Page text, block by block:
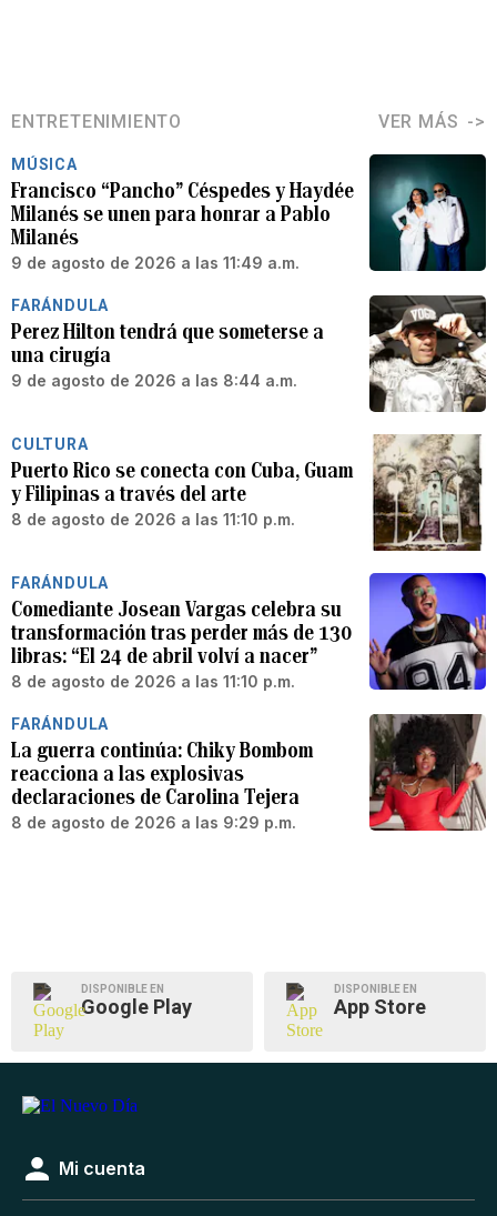
ENTRETENIMIENTO VER MÁS
MÚSICA
Francisco “Pancho” Céspedes y Haydée
Milanés se unen para honrar a Pablo
Milanés
9 de agosto de 2026 a las 11:49 a.m.
FARÁNDULA
Perez Hilton tendrá que someterse a
una cirugía
9 de agosto de 2026 a las 8:44 a.m.
CULTURA
Puerto Rico se conecta con Cuba, Guam
y Filipinas a través del arte
8 de agosto de 2026 a las 11:10 p.m.
FARÁNDULA
Comediante Josean Vargas celebra su
transformación tras perder más de 130
libras: “El 24 de abril volví a nacer”
8 de agosto de 2026 a las 11:10 p.m.
FARÁNDULA
La guerra continúa: Chiky Bombom
reacciona a las explosivas
declaraciones de Carolina Tejera
8 de agosto de 2026 a las 9:29 p.m.
DISPONIBLE EN
Google Play
DISPONIBLE EN
App Store
Mi cuenta